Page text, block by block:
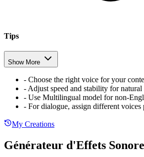
Tips
Show More
- Choose the right voice for your
- Adjust speed and stability for natural
- Use Multilingual model for non-
- For dialogue, assign different voices
My Creations
Générateur d'Effets